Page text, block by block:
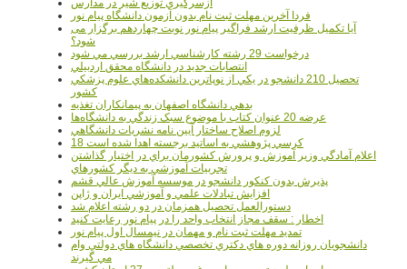
ازسرگيري توزيع شير در مدارس
فردا آخرین مهلت ثبت نام بدون آزمون دانشگاه پیام نور
آیا تکمیل ظرفیت ارشد فراگیر پیام نور نوبت چهاردهم برگزار می
شود؟
درخواست 29 رشته کارشناسي ارشد بررسي مي شود
انتصابات جديد در دانشگاه محقق اردبيلي
تحصيل 210 دانشجو در يکي از نوپاترين دانشکده‌هاي علوم پزشکي
کشور
بدهي دانشگاه اصفهان به پيمانکاران تغذيه
عرضه 20 عنوان کتاب با موضوع سبک زندگي به دانشگاه‌ها
لزوم اصلاح ساختار آيين نامه نشريات دانشگاهي
18 کرسي پژوهشي به اساتيد برجسته اهدا شده است
اعلام آمادگي وزير آموزش و پرورش کشورمان براي در اختيار گذاشتن
تجربيات آموزشي به ديگر کشورهاي
پذيرش بدون کنکور دانشجو در موسسه آموزش عالي قشم
افزايش تبادلات علمي و آموزشي ايران و ژاپن
دستورالعمل تحصیل همزمان در دو رشته اعلام شد
اخطار : سقف مجاز انتخاب واحد را در پیام نور رعایت کنید
تمدید مهلت ثبت نام و مهمان در نیمسال اول پیام نور
دانشجويان روزانه دوره هاي دكتري تخصصي دانشگاه هاي دولتي وام
مي گيرند